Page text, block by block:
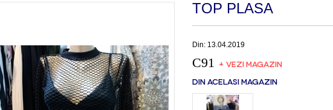
TOP PLASA
Din: 13.04.2019
C91 + VEZI MAGAZIN
DIN ACELASI MAGAZIN